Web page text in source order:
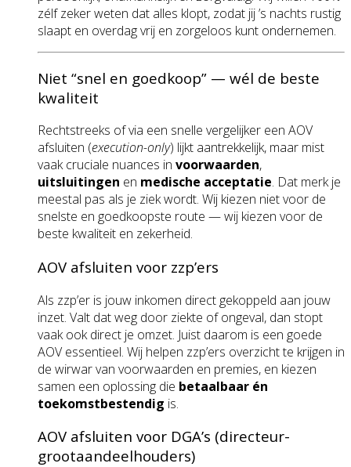
zélf zeker weten dat alles klopt, zodat jij ’s nachts rustig
slaapt en overdag vrij en zorgeloos kunt ondernemen.
Niet “snel en goedkoop” — wél de beste
kwaliteit
Rechtstreeks of via een snelle vergelijker een AOV
afsluiten (execution-only) lijkt aantrekkelijk, maar mist
vaak cruciale nuances in voorwaarden,
uitsluitingen en medische acceptatie. Dat merk je
meestal pas als je ziek wordt. Wij kiezen niet voor de
snelste en goedkoopste route — wij kiezen voor de
beste kwaliteit en zekerheid.
AOV afsluiten voor zzp’ers
Als zzp’er is jouw inkomen direct gekoppeld aan jouw
inzet. Valt dat weg door ziekte of ongeval, dan stopt
vaak ook direct je omzet. Juist daarom is een goede
AOV essentieel. Wij helpen zzp’ers overzicht te krijgen in
de wirwar van voorwaarden en premies, en kiezen
samen een oplossing die betaalbaar én
toekomstbestendig is.
AOV afsluiten voor DGA’s (directeur-
grootaandeelhouders)